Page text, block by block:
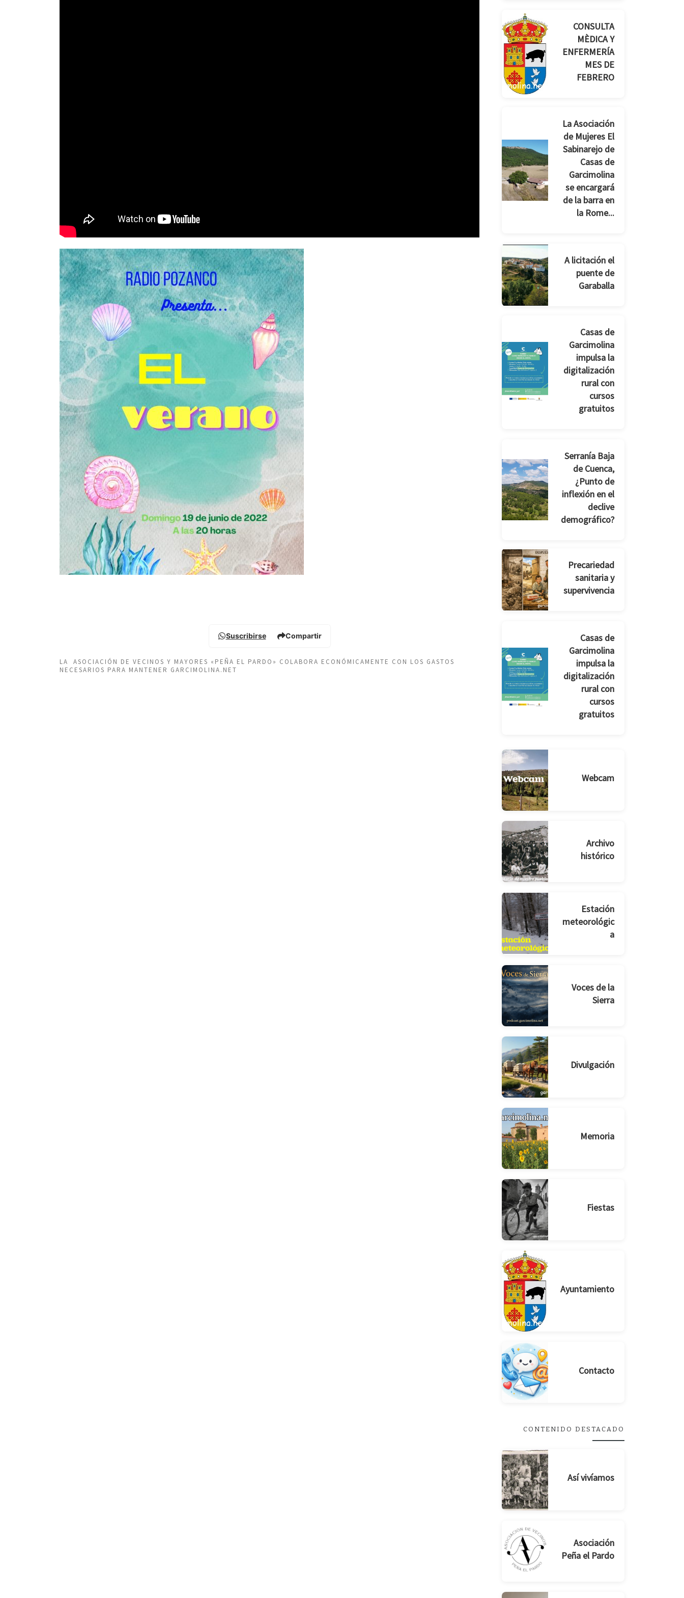
Suscribirse Compartir
LA ASOCIACIÓN DE VECINOS Y MAYORES «PEÑA EL PARDO» COLABORA ECONÓMICAMENTE CON LOS GASTOS
NECESARIOS PARA MANTENER GARCIMOLINA.NET
CONSULTA
MÈDICA Y
ENFERMERÍA
MES DE
FEBRERO
La Asociación
de Mujeres El
Sabinarejo de
Casas de
Garcimolina
se encargará
de la barra en
la Rome...
A licitación el
puente de
Garaballa
Casas de
Garcimolina
impulsa la
digitalización
rural con
cursos
gratuitos
Serranía Baja
de Cuenca,
¿Punto de
inflexión en el
declive
demográfico?
Precariedad
sanitaria y
supervivencia
Casas de
Garcimolina
impulsa la
digitalización
rural con
cursos
gratuitos
Webcam
Archivo
histórico
Estación
meteorológic
a
Voces de la
Sierra
Divulgación
Memoria
Fiestas
Ayuntamiento
Contacto
CONTENIDO DESTACADO
Así vivíamos
Asociación
Peña el Pardo